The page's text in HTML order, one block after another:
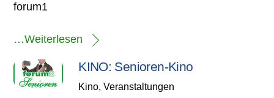
forum1
…Weiterlesen
KINO: Senioren-Kino
Kino,Veranstaltungen